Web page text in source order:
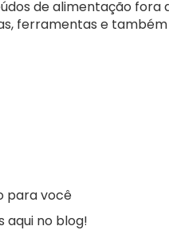
de alimentação fora
ferramentas e
para você
aqui no blog!